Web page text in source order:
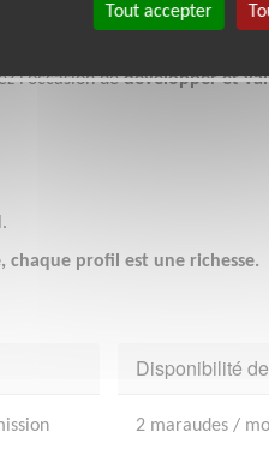
sa place, s’épanouir et se
l’occasion dedévelopper et
chaque profil est une richesse.
Disponibilité
2 maraudes /
Tout accepter